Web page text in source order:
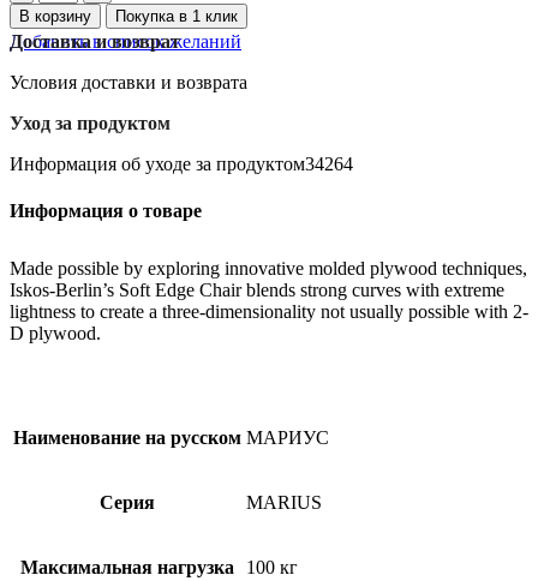
товара
MARIUS
табурет,
коричневый,
45
см
В корзину Покупка в 1 клик
Добавить в список желаний
Доставка и возврат
Условия доставки и возврата
Уход за продуктом
Информация об уходе за продуктом34264
Информация о товаре
Made possible by exploring innovative molded plywood techniques,
Iskos-Berlin’s Soft Edge Chair blends strong curves with extreme
lightness to create a three-dimensionality not usually possible with 2-
D plywood.
Наименование на русском МАРИУС
Серия MARIUS
Максимальная нагрузка 100 кг